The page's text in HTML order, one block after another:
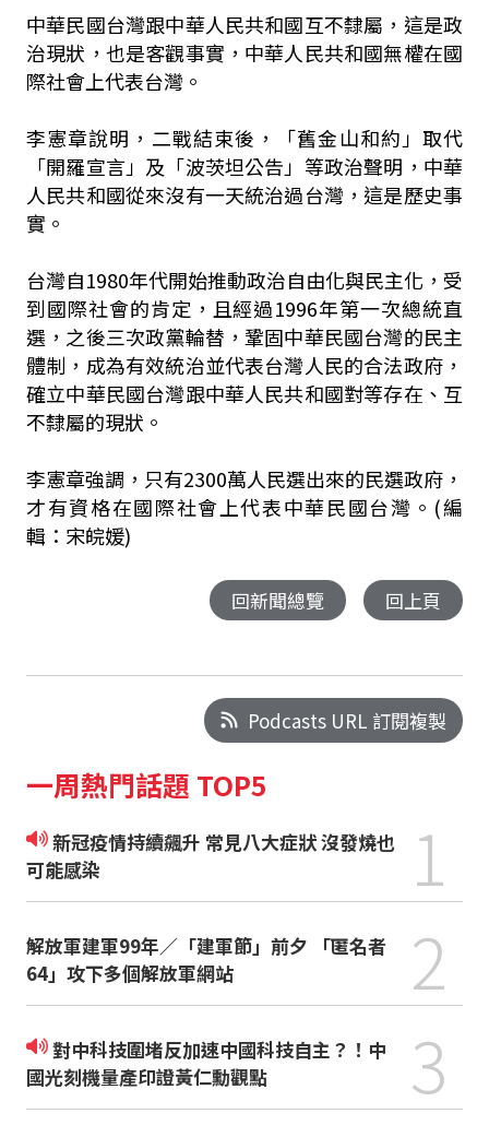
中華民國台灣跟中華人民共和國互不隸屬，這是政
治現狀，也是客觀事實，中華人民共和國無權在國
際社會上代表台灣。
李憲章說明，二戰結束後，「舊金山和約」取代
「開羅宣言」及「波茨坦公告」等政治聲明，中華
人民共和國從來沒有一天統治過台灣，這是歷史事
實。
台灣自1980年代開始推動政治自由化與民主化，受
到國際社會的肯定，且經過1996年第一次總統直
選，之後三次政黨輪替，鞏固中華民國台灣的民主
體制，成為有效統治並代表台灣人民的合法政府，
確立中華民國台灣跟中華人民共和國對等存在、互
不隸屬的現狀。
李憲章強調，只有2300萬人民選出來的民選政府，
才有資格在國際社會上代表中華民國台灣。(編
輯：宋皖媛)
回新聞總覽 回上頁
Podcasts URL 訂閱複製
一周熱門話題 TOP5
新冠疫情持續飆升 常見八大症狀 沒發燒也
可能感染
1
解放軍建軍99年／「建軍節」前夕 「匿名者
64」攻下多個解放軍網站
2
對中科技圍堵反加速中國科技自主？！中
國光刻機量產印證黃仁勳觀點
3